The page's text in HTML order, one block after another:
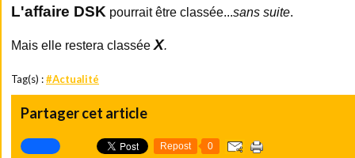
L'affaire DSK pourrait être classée...sans suite.
Mais elle restera classée X.
Tag(s) :#Actualité
Partager cet article
Repost 0